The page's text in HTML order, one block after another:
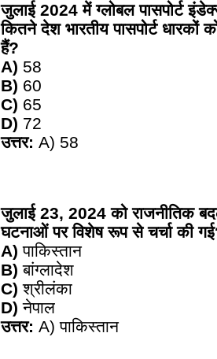
जुलाई 2024 में ग्लोबल पासपोर्ट
कितने देश भारतीय पासपोर्ट
हैं?
A) 58
B) 60
C) 65
D) 72
उत्तर: A) 58
जुलाई 23, 2024 को राजनीतिक
घटनाओं पर विशेष रूप से चर्चा की
A) पाकिस्तान
B) बांग्लादेश
C) श्रीलंका
D) नेपाल
उत्तर: A) पाकिस्तान